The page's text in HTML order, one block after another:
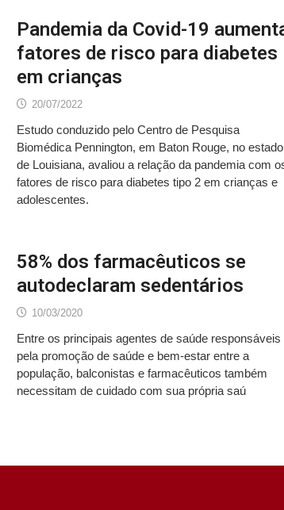
Pandemia da Covid-19
fatores de risco para diabetes
em crianças
20/07/2022
Estudo conduzido pelo Centro de Pesquisa
Biomédica Pennington, em Baton Rouge, no estado
de Louisiana, avaliou a relação da pandemia com
fatores de risco para diabetes tipo 2 em crianças e
adolescentes.
58% dos farmacêuticos se
autodeclaram sedentários
10/03/2020
Entre os principais agentes de saúde responsáveis
pela promoção de saúde e bem-estar entre a
população, balconistas e farmacêuticos também
necessitam de cuidado com sua própria saú